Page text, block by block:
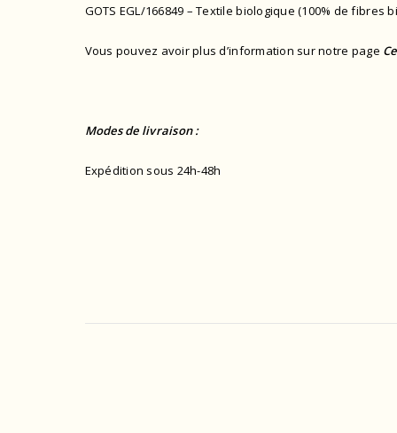
GOTS EGL/166849 – Textile biologique (100% de fibres
Vous pouvez avoir plus d’information sur notre page
Modes de livraison :
Expédition sous 24h-48h